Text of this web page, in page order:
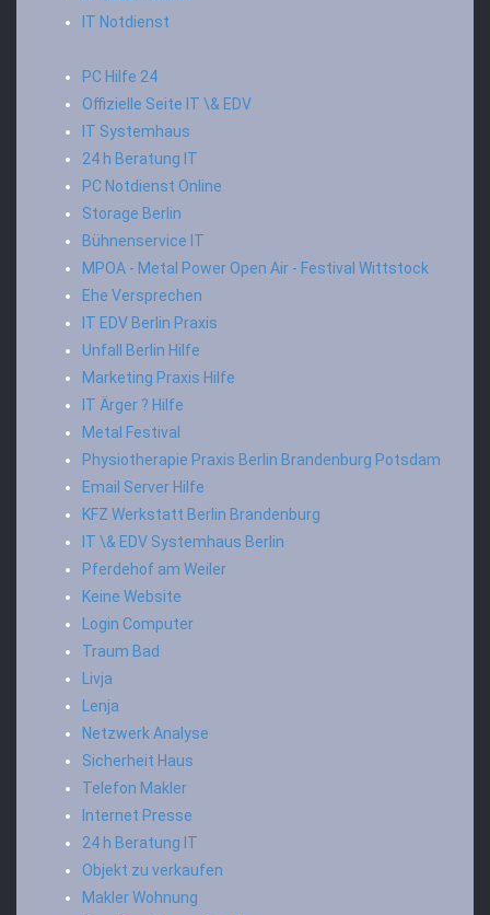
IT Notdienst
PC Hilfe 24
Offizielle Seite IT \& EDV
IT Systemhaus
24 h Beratung IT
PC Notdienst Online
Storage Berlin
Bühnenservice IT
MPOA - Metal Power Open Air - Festival Wittstock
Ehe Versprechen
IT EDV Berlin Praxis
Unfall Berlin Hilfe
Marketing Praxis Hilfe
IT Ärger ? Hilfe
Metal Festival
Physiotherapie Praxis Berlin Brandenburg Potsdam
Email Server Hilfe
KFZ Werkstatt Berlin Brandenburg
IT \& EDV Systemhaus Berlin
Pferdehof am Weiler
Keine Website
Login Computer
Traum Bad
Livja
Lenja
Netzwerk Analyse
Sicherheit Haus
Telefon Makler
Internet Presse
24 h Beratung IT
Objekt zu verkaufen
Makler Wohnung